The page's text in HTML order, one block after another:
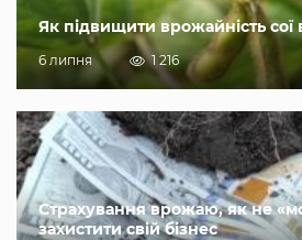
Як підвищити врожайність сої
6 липня 1 216
Страхування врожаю, як не
захистити свій бізнес